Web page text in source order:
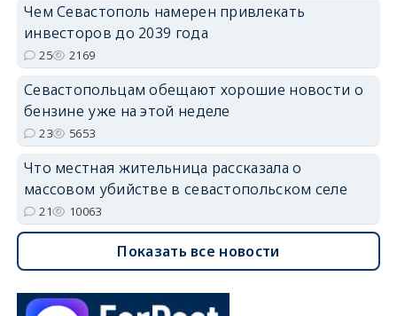
Чем Севастополь намерен привлекать
инвесторов до 2039 года
25 2169
Севастопольцам обещают хорошие новости о
бензине уже на этой неделе
23 5653
Что местная жительница рассказала о
массовом убийстве в севастопольском селе
21 10063
Показать все новости